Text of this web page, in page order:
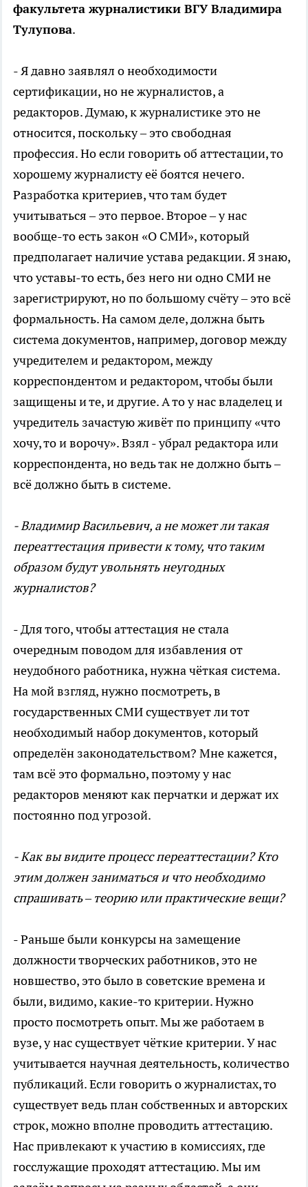
факультета журналистики ВГУ Владимира
Тулупова.
- Я давно заявлял о необходимости
сертификации, но не журналистов, а
редакторов. Думаю, к журналистике это не
относится, поскольку – это свободная
профессия. Но если говорить об аттестации, то
хорошему журналисту её боятся нечего.
Разработка критериев, что там будет
учитываться – это первое. Второе – у нас
вообще-то есть закон «О СМИ», который
предполагает наличие устава редакции. Я знаю,
что уставы-то есть, без него ни одно СМИ не
зарегистрируют, но по большому счёту – это всё
формальность. На самом деле, должна быть
система документов, например, договор между
учредителем и редактором, между
корреспондентом и редактором, чтобы были
защищены и те, и другие. А то у нас владелец и
учредитель зачастую живёт по принципу «что
хочу, то и ворочу». Взял - убрал редактора или
корреспондента, но ведь так не должно быть –
всё должно быть в системе.
- Владимир Васильевич, а не может ли такая
переаттестация привести к тому, что таким
образом будут увольнять неугодных
журналистов?
- Для того, чтобы аттестация не стала
очередным поводом для избавления от
неудобного работника, нужна чёткая система.
На мой взгляд, нужно посмотреть, в
государственных СМИ существует ли тот
необходимый набор документов, который
определён законодательством? Мне кажется,
там всё это формально, поэтому у нас
редакторов меняют как перчатки и держат их
постоянно под угрозой.
- Как вы видите процесс переаттестации? Кто
этим должен заниматься и что необходимо
спрашивать – теорию или практические вещи?
- Раньше были конкурсы на замещение
должности творческих работников, это не
новшество, это было в советские времена и
были, видимо, какие-то критерии. Нужно
просто посмотреть опыт. Мы же работаем в
вузе, у нас существует чёткие критерии. У нас
учитывается научная деятельность, количество
публикаций. Если говорить о журналистах, то
существует ведь план собственных и авторских
строк, можно вполне проводить аттестацию.
Нас привлекают к участию в комиссиях, где
госслужащие проходят аттестацию. Мы им